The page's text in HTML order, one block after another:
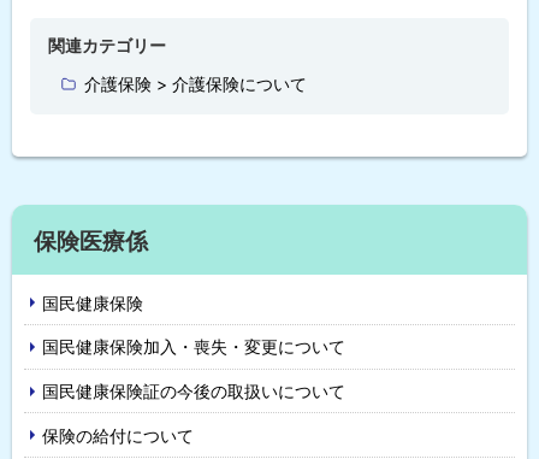
関連カテゴリー
介護保険 > 介護保険について
イ
ド
・
メ
ニ
保険医療係
国民健康保険
国民健康保険加入・喪失・変更について
国民健康保険証の今後の取扱いについて
保険の給付について